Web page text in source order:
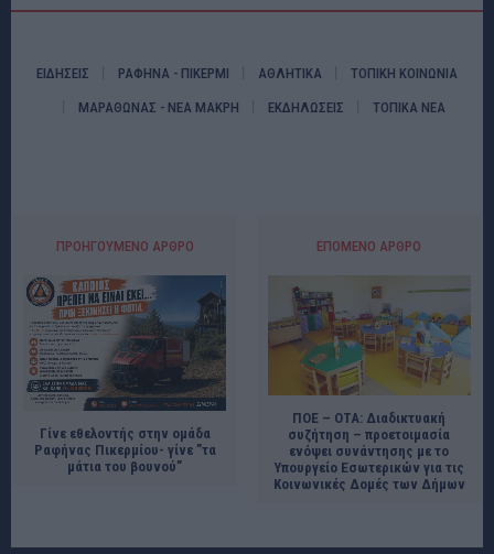
ΕΙΔΗΣΕΙΣ ΡΑΦΗΝΑ - ΠΙΚΕΡΜΙ ΑΘΛΗΤΙΚΑ ΤΟΠΙΚΗ ΚΟΙΝΩΝΙΑ
ΜΑΡΑΘΩΝΑΣ - ΝΕΑ ΜΑΚΡΗ ΕΚΔΗΛΩΣΕΙΣ ΤΟΠΙΚΑ ΝΕΑ
ΠΡΟΗΓΟΎΜΕΝΟ ΆΡΘΡΟ
Γίνε εθελοντής στην ομάδα
Ραφήνας Πικερμίου- γίνε ”τα
μάτια του βουνού”
ΕΠΌΜΕΝΟ ΆΡΘΡΟ
ΠΟΕ – ΟΤΑ: Διαδικτυακή
συζήτηση – προετοιμασία
ενόψει συνάντησης με το
Υπουργείο Εσωτερικών για τις
Κοινωνικές Δομές των Δήμων